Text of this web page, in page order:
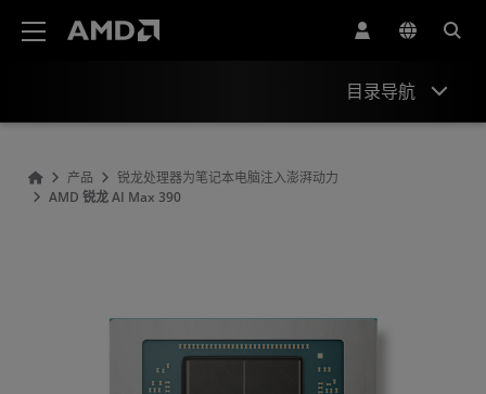
目录导航
产品
锐龙处理器为笔记本电脑注入澎湃动力
AMD 锐龙 AI Max 390